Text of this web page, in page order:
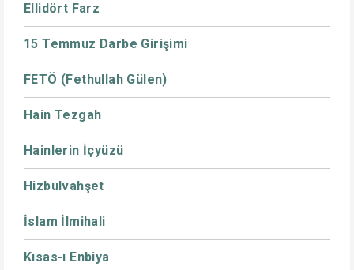
Ellidört Farz
15 Temmuz Darbe Girişimi
FETÖ (Fethullah Gülen)
Hain Tezgah
Hainlerin İçyüzü
Hizbulvahşet
İslam İlmihali
Kısas-ı Enbiya